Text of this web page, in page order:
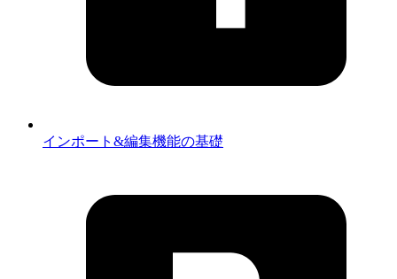
インポート&編集機能の基礎